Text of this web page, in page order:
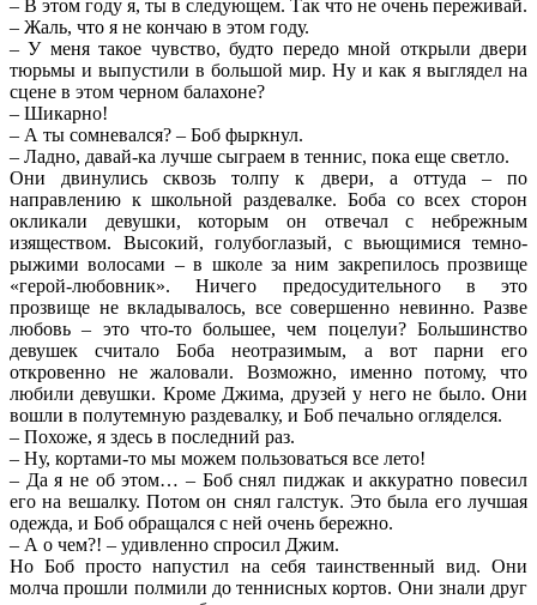
– В этом году я, ты в следующем. Так что не очень переживай.
– Жаль, что я не кончаю в этом году.
– У меня такое чувство, будто передо мной открыли двери
тюрьмы и выпустили в большой мир. Ну и как я выглядел на
сцене в этом черном балахоне?
– Шикарно!
– А ты сомневался? – Боб фыркнул.
– Ладно, давай-ка лучше сыграем в теннис, пока еще светло.
Они двинулись сквозь толпу к двери, а оттуда – по
направлению к школьной раздевалке. Боба со всех сторон
окликали девушки, которым он отвечал с небрежным
изяществом. Высокий, голубоглазый, с вьющимися темно-
рыжими волосами – в школе за ним закрепилось прозвище
«герой-любовник». Ничего предосудительного в это
прозвище не вкладывалось, все совершенно невинно. Разве
любовь – это что-то большее, чем поцелуи? Большинство
девушек считало Боба неотразимым, а вот парни его
откровенно не жаловали. Возможно, именно потому, что
любили девушки. Кроме Джима, друзей у него не было. Они
вошли в полутемную раздевалку, и Боб печально огляделся.
– Похоже, я здесь в последний раз.
– Ну, кортами-то мы можем пользоваться все лето!
– Да я не об этом… – Боб снял пиджак и аккуратно повесил
его на вешалку. Потом он снял галстук. Это была его лучшая
одежда, и Боб обращался с ней очень бережно.
– А о чем?! – удивленно спросил Джим.
Но Боб просто напустил на себя таинственный вид. Они
молча прошли полмили до теннисных кортов. Они знали друг